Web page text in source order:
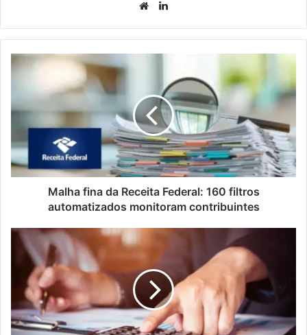
Malha fina da Receita Federal: 160 filtros
automatizados monitoram contribuintes